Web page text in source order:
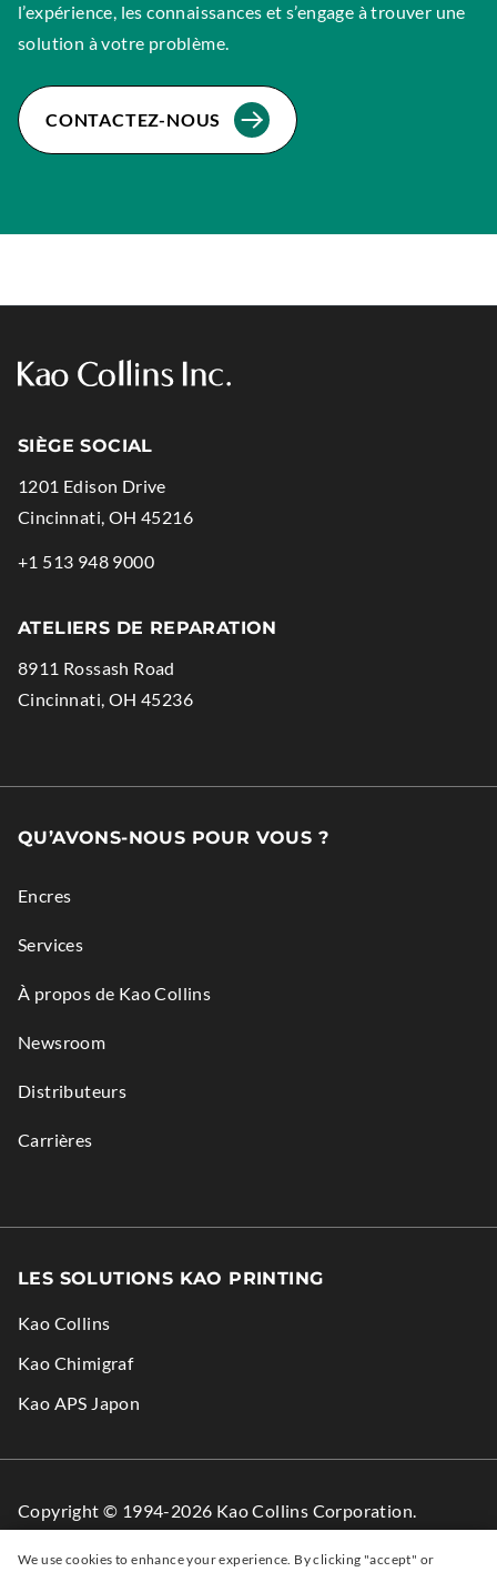
l’expérience, les connaissances et s’engage à trouver une
solution à votre problème.
CONTACTEZ-NOUS
SIÈGE SOCIAL
1201 Edison Drive
Cincinnati, OH 45216.
in
window.
+1 513 948 9000.
Link.
ATELIERS DE REPARATION
8911 Rossash Road
Cincinnati, OH 45236.
Opens
QU’AVONS-NOUS POUR VOUS ?
Encres
Services
À propos de Kao Collins
Newsroom
Distributeurs
Carrières
LES SOLUTIONS KAO PRINTING
Kao Collins
Kao Chimigraf.
Opens
new
Kao APS Japon
Link.
in
new
Copyright © 1994-2026 Kao Collins Corporation.
We use cookies to enhance your experience. By clicking "accept" or